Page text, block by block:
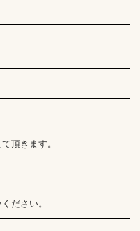
頂きます。
ださい。